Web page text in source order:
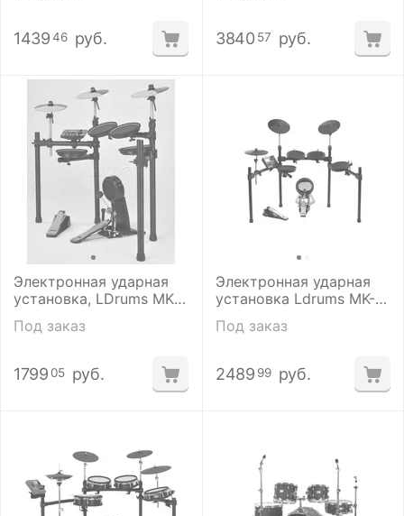
1439 46 руб. 3840 57 руб.
Электронная ударная
установка, LDrums MK-
Под заказ
1799 05 руб.
Электронная ударная
установка Ldrums MK-
Под заказ
2489 99 руб.